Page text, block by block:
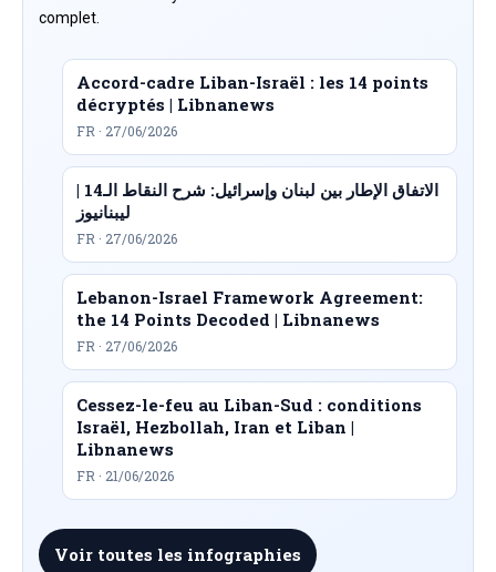
complet.
Accord-cadre Liban-Israël : les 14 points
décryptés | Libnanews
FR · 27/06/2026
الاتفاق الإطار بين لبنان وإسرائيل: شرح النقاط الـ14 |
ليبنانيوز
FR · 27/06/2026
Lebanon-Israel Framework Agreement:
the 14 Points Decoded | Libnanews
FR · 27/06/2026
Cessez-le-feu au Liban-Sud : conditions
Israël, Hezbollah, Iran et Liban |
Libnanews
FR · 21/06/2026
Voir toutes les infographies